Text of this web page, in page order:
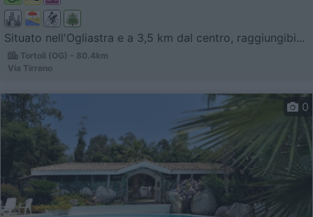
Situato nell'Ogliastra e a 3,5 km dal centro, raggiungibi...
Tortolì (OG) - 80.4km
Via Tirreno
0